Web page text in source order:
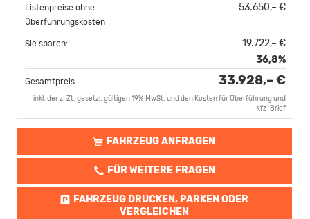
Listenpreise ohne
Überführungskosten
53.650,– €
Sie sparen:
19.722,– €
36,8%
Gesamtpreis 33.928,– €
inkl. der z. Zt. gesetzl. gültigen 19% MwSt. und den Kosten für Überführung und
Kfz-Brief
FAHRZEUG ANFRAGEN
FÜR WEITERE FRAGEN
FAHRZEUG DRUCKEN, PARKEN ODER
VERGLEICHEN